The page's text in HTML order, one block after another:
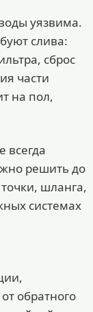
уязвима.
слива:
сброс
части
на пол,
всегда
решить до
шланга,
системах
обратного